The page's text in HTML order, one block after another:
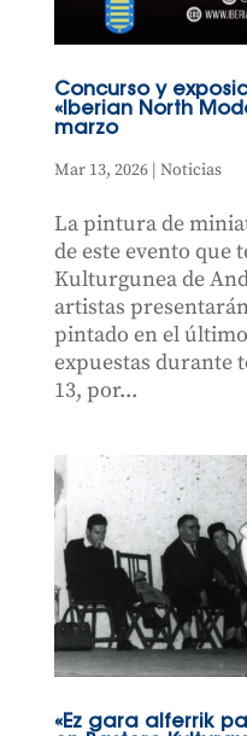
Concurso y
«Iberian North
marzo
Mar 13, 2026| Noticias
La pintura de
de este evento que
Kulturgunea de
artistas
pintado en el
expuestas durante
13, por...
«Ez gara alferrik